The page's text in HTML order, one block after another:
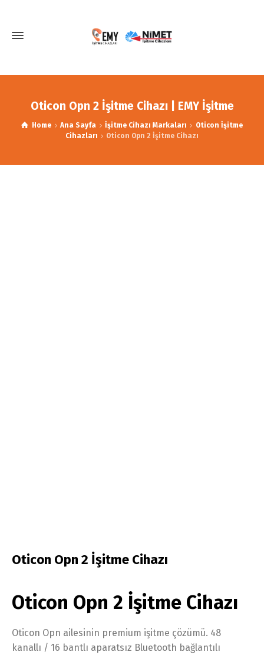
Oticon Opn 2 İşitme Cihazı | EMY İşitme
Home Ana Sayfa İşitme Cihazı Markaları
Oticon İşitme
Cihazları
Oticon Opn 2 İşitme Cihazı
Oticon Opn 2 İşitme Cihazı
Oticon Opn 2 İşitme Cihazı
Oticon Opn ailesinin premium işitme çözümü. 48
kanallı / 16 bantlı aparatsız Bluetooth bağlantılı